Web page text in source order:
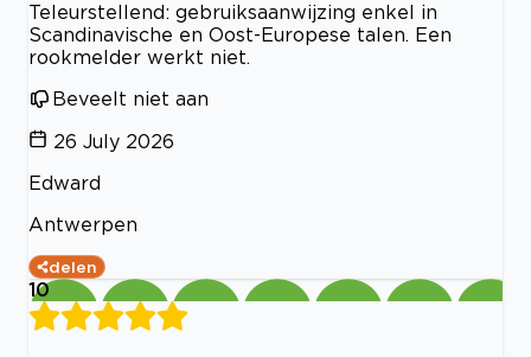
Teleurstellend: gebruiksaanwijzing enkel in
Scandinavische en Oost-Europese talen. Een
rookmelder werkt niet.
Beveelt niet aan
26 July 2026
Edward
Antwerpen
delen
10